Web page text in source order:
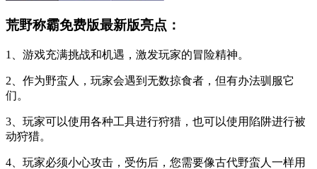
荒野称霸免费版最新版亮点：
1、游戏充满挑战和机遇，激发玩家的冒险精神。
2、作为野蛮人，玩家会遇到无数掠食者，但有办法驯服它
们。
3、玩家可以使用各种工具进行狩猎，也可以使用陷阱进行被
动狩猎。
4、玩家必须小心攻击，受伤后，您需要像古代野蛮人一样用